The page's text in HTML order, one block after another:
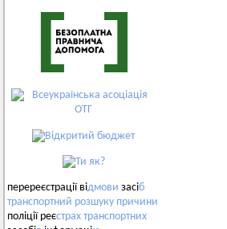
перереєстрації відмови засіб
транспортний розшуку причини
поліції реєстрах транспортних